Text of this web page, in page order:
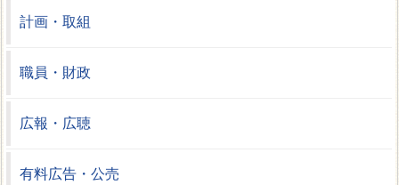
計画・取組
職員・財政
広報・広聴
有料広告・公売